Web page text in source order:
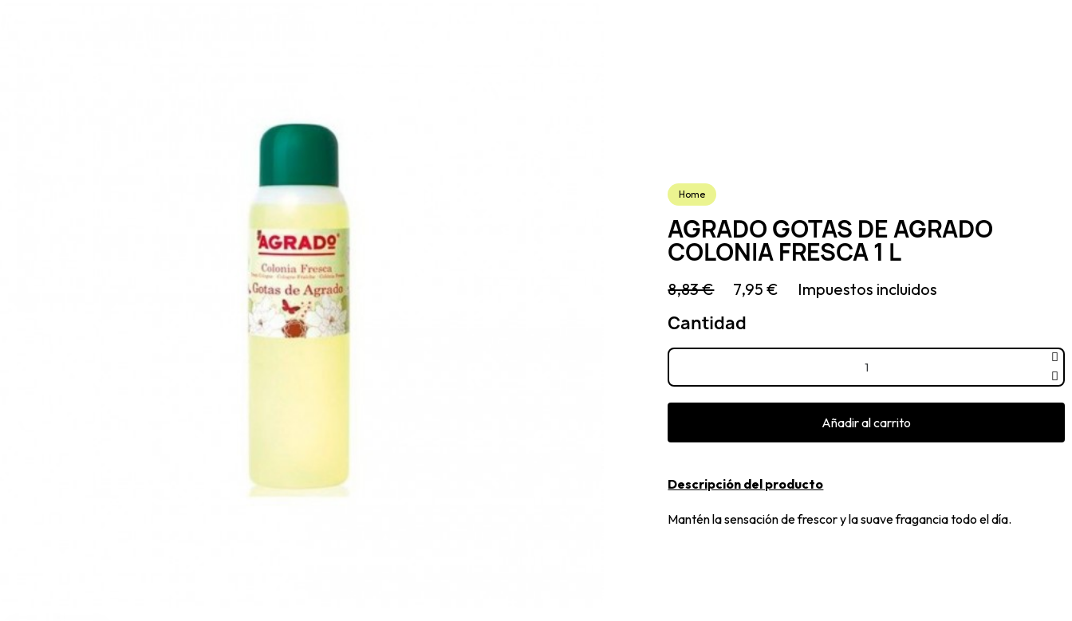
Home
AGRADO GOTAS DE AGRADO
COLONIA FRESCA 1 L
8,83 € 7,95 € Impuestos incluidos
Cantidad
Añadir al carrito
Descripción del producto
Mantén la sensación de frescor y la suave fragancia todo el día.